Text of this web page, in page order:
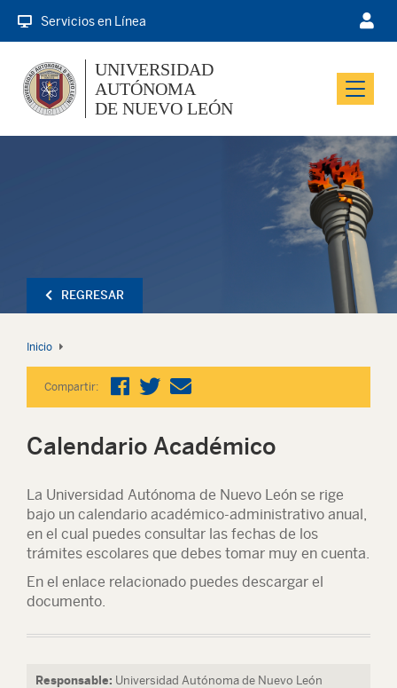
Servicios en Línea
Menu
UNIVERSIDAD
AUTÓNOMA
DE NUEVO LEÓN
REGRESAR
Inicio
Compartir:
Calendario Académico
La Universidad Autónoma de Nuevo León se rige
bajo un calendario académico-administrativo anual,
en el cual puedes consultar las fechas de los
trámites escolares que debes tomar muy en cuenta.
En el enlace relacionado puedes descargar el
documento.
Responsable: Universidad Autónoma de Nuevo León